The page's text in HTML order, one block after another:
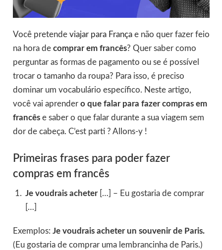
Você pretende viajar para Françae não quer fazer feio
na hora de comprar em francês? Quer saber como
perguntar as formas de pagamento ou se é possível
trocar o tamanho da roupa? Para isso, é preciso
dominar um vocabulário específico. Neste artigo,
você vai aprender o que falar para fazer compras em
francêse saber o que falar durante a sua viagem sem
dor de cabeça. C’est parti ? Allons-y !
Primeiras frases para poder fazer
compras em francês
Je voudrais acheter[…] – Eu gostaria de comprar
[…]
Exemplos: Je voudrais acheter un souvenir de Paris.
(Eu gostaria de comprar uma lembrancinha de Paris.)